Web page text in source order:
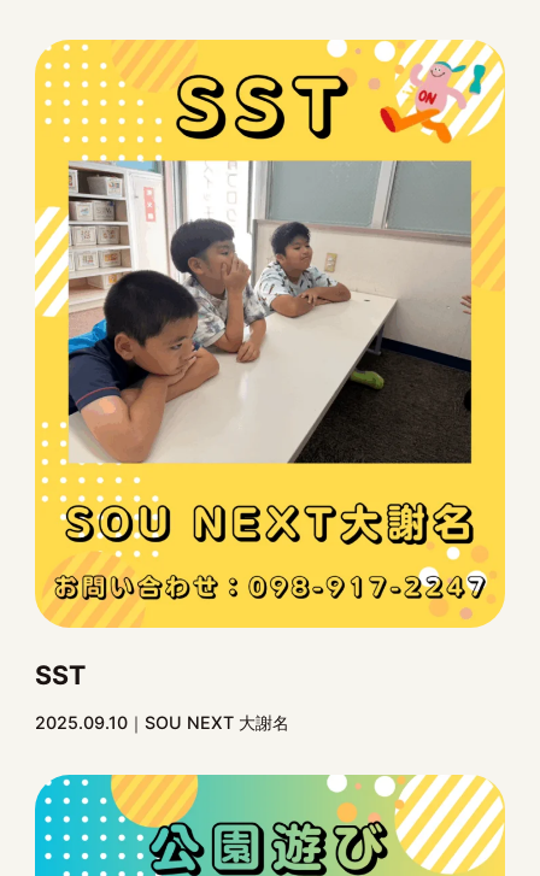
SST
2025.09.10 SOU NEXT 大謝名